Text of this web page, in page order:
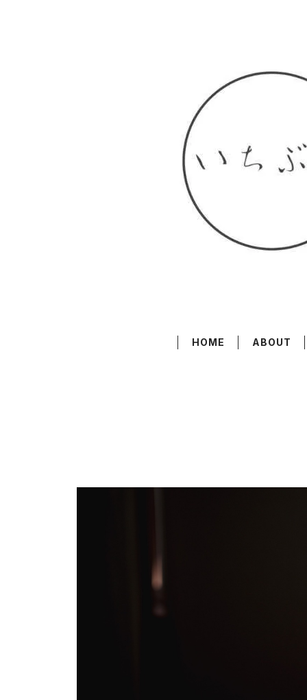
HOME ABOUT